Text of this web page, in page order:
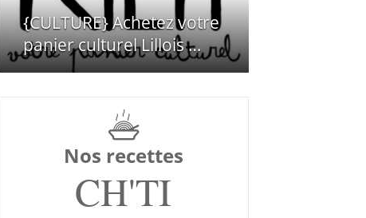
{CULTURE} Achetez votre
panier culturel Lillois …
Nos recettes
CH'TI